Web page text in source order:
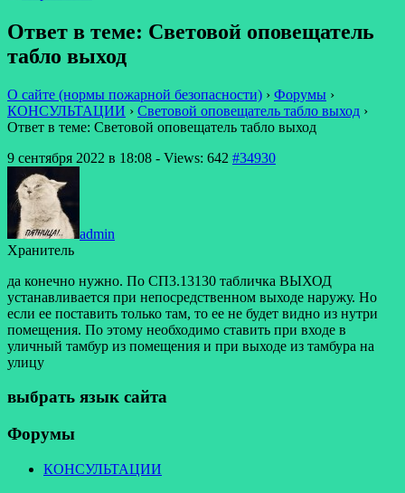
Ответ в теме: Световой оповещатель
табло выход
О сайте (нормы пожарной безопасности) › Форумы ›
КОНСУЛЬТАЦИИ › Световой оповещатель табло выход ›
Ответ в теме: Световой оповещатель табло выход
9 сентября 2022 в 18:08 - Views: 642 #34930
admin
Хранитель
да конечно нужно. По СП3.13130 табличка ВЫХОД
устанавливается при непосредственном выходе наружу. Но
если ее поставить только там, то ее не будет видно из нутри
помещения. По этому необходимо ставить при входе в
уличный тамбур из помещения и при выходе из тамбура на
улицу
выбрать язык сайта
Форумы
КОНСУЛЬТАЦИИ